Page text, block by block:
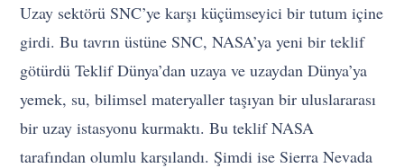
Uzay sektörü SNC’ye karşı küçümseyici bir tutum içine
girdi. Bu tavrın üstüne SNC, NASA’ya yeni bir teklif
götürdü Teklif Dünya’dan uzaya ve uzaydan Dünya’ya
yemek, su, bilimsel materyaller taşıyan bir uluslararası
bir uzay istasyonu kurmaktı. Bu teklif NASA
tarafından olumlu karşılandı. Şimdi ise Sierra Nevada